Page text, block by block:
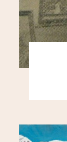
Då